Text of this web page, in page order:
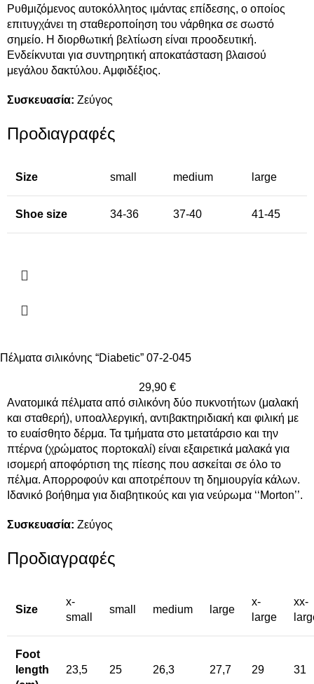
Ρυθμιζόμενος αυτοκόλλητος ιμάντας επίδεσης, ο οποίος
επιτυγχάνει τη σταθεροποίηση του νάρθηκα σε σωστό
σημείο. Η διορθωτική βελτίωση είναι προοδευτική.
Ενδείκνυται για συντηρητική αποκατάσταση βλαισού
μεγάλου δακτύλου. Αμφιδέξιος.
Συσκευασία: Ζεύγος
Προδιαγραφές
Size small medium large
Shoe size 34-36 37-40 41-45
Πέλματα σιλικόνης “Diabetic” 07-2-045
29,90 €
Ανατομικά πέλματα από σιλικόνη δύο πυκνοτήτων (μαλακή
και σταθερή), υποαλλεργική, αντιβακτηριδιακή και φιλική με
το ευαίσθητο δέρμα. Τα τμήματα στο μετατάρσιο και την
πτέρνα (χρώματος πορτοκαλί) είναι εξαιρετικά μαλακά για
ισομερή αποφόρτιση της πίεσης που ασκείται σε όλο το
πέλμα. Απορροφούν και αποτρέπουν τη δημιουργία κάλων.
Ιδανικό βοήθημα για διαβητικούς και για νεύρωμα ‘‘Μorton’’.
Συσκευασία: Ζεύγος
Προδιαγραφές
Size
x-
small
small medium large
x-
large
xx-
Foot
length
23,5 25 26,3 27,7 29 31